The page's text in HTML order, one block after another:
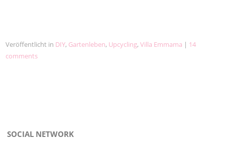
Veröffentlicht in DIY, Gartenleben, Upcycling,Villa Emmama | 14
comments
SOCIAL NETWORK